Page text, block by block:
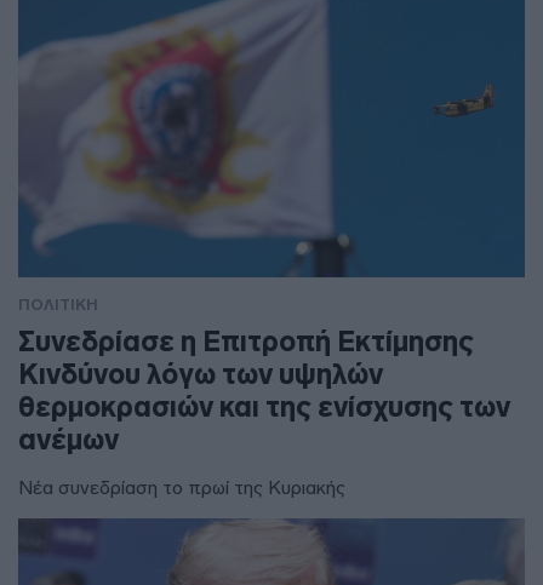
ΠΟΛΙΤΙΚΗ
Συνεδρίασε η Επιτροπή Εκτίμησης
Κινδύνου λόγω των υψηλών
θερμοκρασιών και της ενίσχυσης των
ανέμων
Νέα συνεδρίαση το πρωί της Κυριακής